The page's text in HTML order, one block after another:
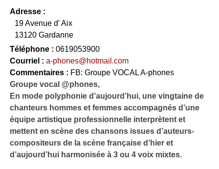
Adresse :
19 Avenue d' Aix
13120 Gardanne
Téléphone : 0619053900
Courriel : a-phones@hotmail.com
Commentaires : FB: Groupe VOCAL A-phones
Groupe vocal @phones,
En mode polyphonie d’aujourd’hui, une vingtaine de
chanteurs hommes et femmes accompagnés d’une
équipe artistique professionnelle interprètent et
mettent en scène des chansons issues d’auteurs-
compositeurs de la scène française d’hier et
d’aujourd’hui harmonisée à 3 ou 4 voix mixtes.